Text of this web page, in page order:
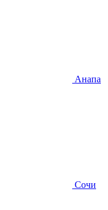
Анапа
Сочи